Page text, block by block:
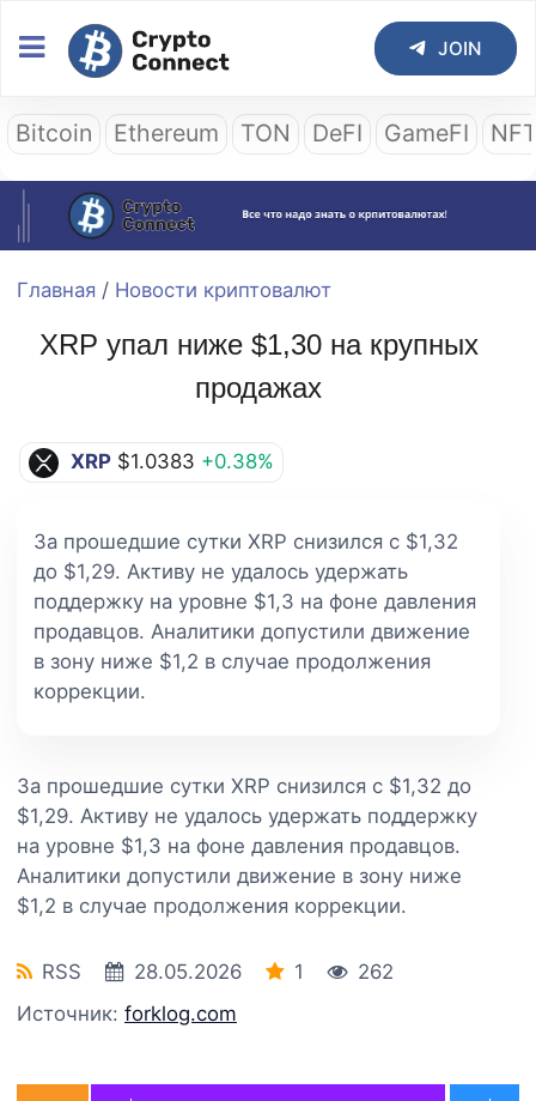
JOIN
Bitcoin Ethereum TON DeFI GameFI
Главная / Новости криптовалют
XRP упал ниже $1,30 на крупных
продажах
XRP $1.0383 +0.38%
За прошедшие сутки XRP снизился с $1,32
до $1,29. Активу не удалось удержать
поддержку на уровне $1,3 на фоне давления
продавцов. Аналитики допустили движение
в зону ниже $1,2 в случае продолжения
коррекции.
За прошедшие сутки XRP снизился с $1,32 до
$1,29. Активу не удалось удержать поддержку
на уровне $1,3 на фоне давления продавцов.
Аналитики допустили движение в зону ниже
$1,2 в случае продолжения коррекции.
RSS 28.05.2026 1
262
Источник: forklog.com